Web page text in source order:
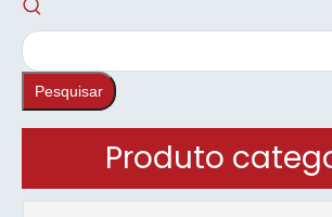
Pesquisar
Produto